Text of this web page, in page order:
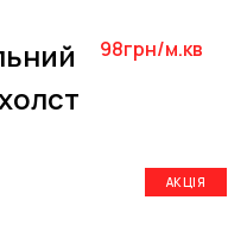
98грн/м.кв
АКЦІЯ